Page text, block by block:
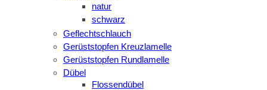
natur
schwarz
Geflechtschlauch
Gerüststopfen Kreuzlamelle
Gerüststopfen Rundlamelle
Dübel
Flossendübel